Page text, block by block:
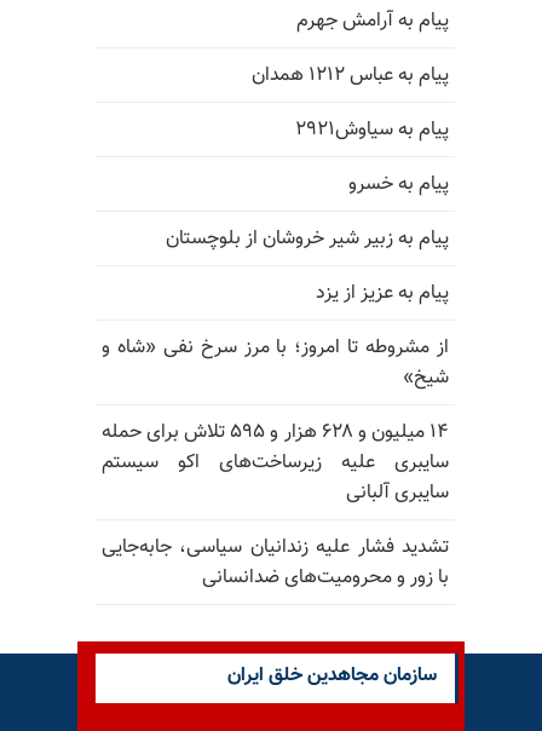
پیام به آرامش جهرم
پیام به عباس ۱۲۱۲ همدان
پیام به سیاوش۲۹۲۱
پیام به خسرو
پیام به زبیر شیر خروشان از بلوچستان
پیام به عزیز از یزد
از مشروطه تا امروز؛ با مرز سرخ نفی «شاه و
شیخ»
۱۴ میلیون و ۶۲۸ هزار و ۵۹۵ تلاش برای حمله
سایبری علیه زیرساخت‌های اکو سیستم
سایبری آلبانی
تشدید فشار علیه زندانیان سیاسی، جابه‌جایی
با زور و محرومیت‌های ضدانسانی
سازمان مجاهدین خلق ایران